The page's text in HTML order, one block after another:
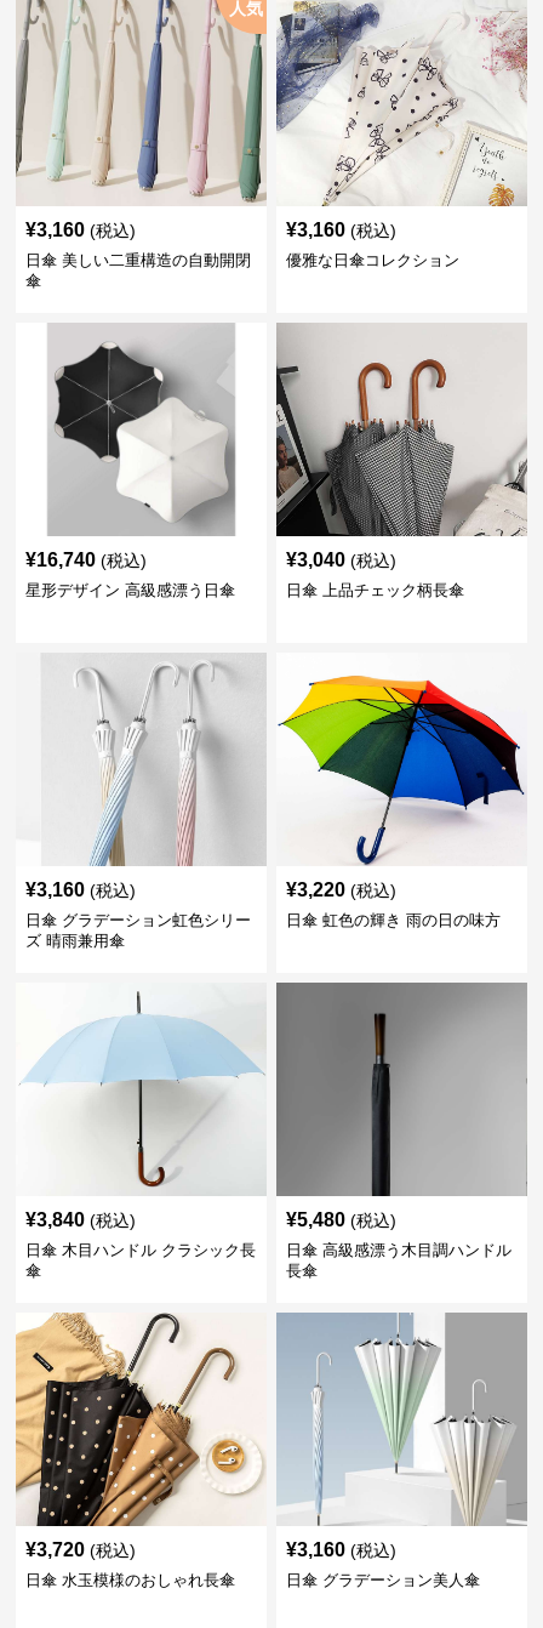
人気
¥3,160 (税込)
日傘 美しい二重構造の自動開閉
傘
¥3,160 (税込)
優雅な日傘コレクション
¥16,740 (税込)
星形デザイン 高級感漂う日傘
¥3,040 (税込)
日傘 上品チェック柄長傘
¥3,160 (税込)
日傘 グラデーション虹色シリー
ズ 晴雨兼用傘
¥3,220 (税込)
日傘 虹色の輝き 雨の日の味方
¥3,840 (税込)
日傘 木目ハンドル クラシック長
傘
¥5,480 (税込)
日傘 高級感漂う木目調ハンドル
長傘
¥3,720 (税込)
日傘 水玉模様のおしゃれ長傘
¥3,160 (税込)
日傘 グラデーション美人傘